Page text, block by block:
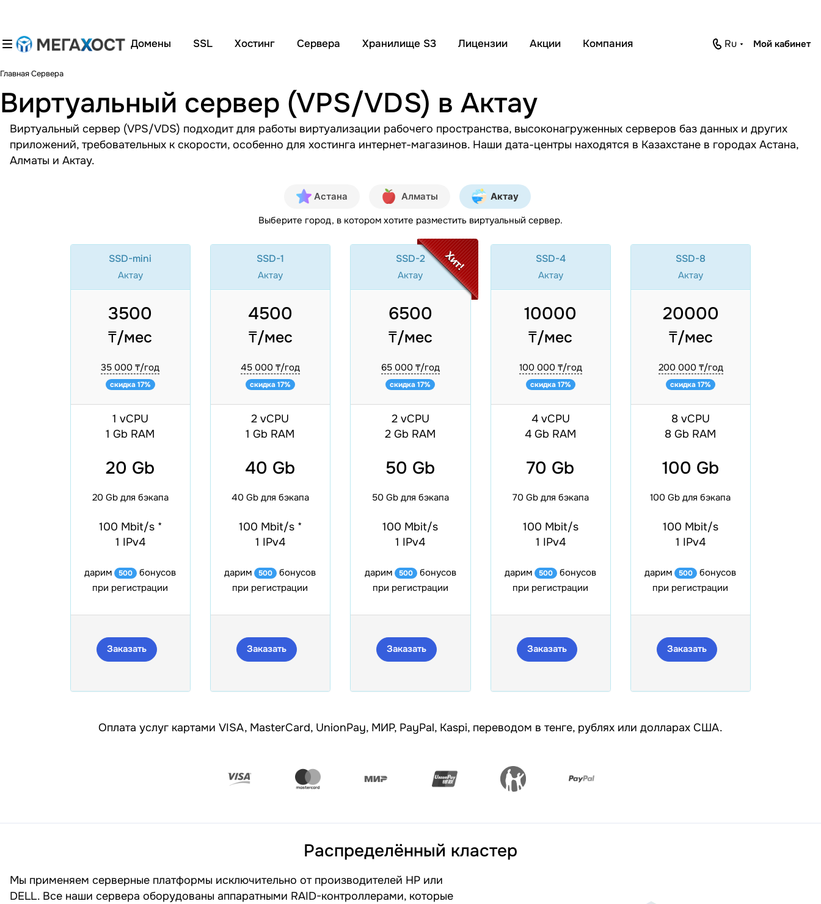
Домены SSL Хостинг Сервера Хранилище S3 Лицензии Акции Компания ru Мой кабинет
Главная Сервера
Виртуальный сервер (VPS/VDS) в Актау
Виртуальный сервер (VPS/VDS) подходит для работы виртуализации рабочего пространства, высоконагруженных серверов баз данных и других
приложений, требовательных к скорости, особенно для хостинга интернет-магазинов. Наши дата-центры находятся в Казахстане в городах Астана,
Алматы и Актау.
Астана Алматы Актау
Выберите город, в котором хотите разместить виртуальный сервер.
SSD-mini
Актау
3500
₸/мес
35 000 ₸/год
скидка 17%
1 vCPU
1 Gb RAM
20 Gb
20 Gb для бэкапа
100 Mbit/s *
1 IPv4
дарим 500
бонусов
при регистрации
Заказать
SSD-1
Актау
4500
₸/мес
45 000 ₸/год
скидка 17%
2 vCPU
1 Gb RAM
40 Gb
40 Gb для бэкапа
100 Mbit/s *
1 IPv4
дарим 500
бонусов
при регистрации
Заказать
Хит!
SSD-2
Актау
6500
₸/мес
65 000 ₸/год
скидка 17%
2 vCPU
2 Gb RAM
50 Gb
50 Gb для бэкапа
100 Mbit/s
1 IPv4
дарим 500
бонусов
при регистрации
Заказать
SSD-4
Актау
10000
₸/мес
100 000 ₸/год
скидка 17%
4 vCPU
4 Gb RAM
70 Gb
70 Gb для бэкапа
100 Mbit/s
1 IPv4
дарим 500
бонусов
при регистрации
Заказать
SSD-8
Актау
20000
₸/мес
200 000 ₸/год
скидка 17%
8 vCPU
8 Gb RAM
100 Gb
100 Gb для бэкапа
100 Mbit/s
1 IPv4
дарим 500
бонусов
при регистрации
Заказать
Оплата услуг картами VISA, MasterCard, UnionPay, МИР, PayPal, Kaspi, переводом в тенге, рублях или долларах США.
Распределённый кластер
Мы применяем серверные платформы исключительно от производителей HP или
DELL. Все наши сервера оборудованы аппаратными RAID-контроллерами, которые